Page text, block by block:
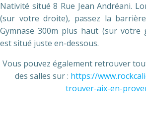
Nativité situé 8 Rue Jean Andréani.
(sur votre droite), passez la
Gymnase 300m plus haut (sur votre
est situé juste en-dessous.
Vous pouvez également retrouver
des salles sur : https://
trouver-aix-en-